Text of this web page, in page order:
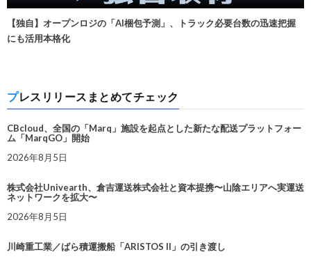
【独自】オープンロジの「AI梱包予測」、トラック必要台数の迅速把握
にも活用本格化
プレスリリースまとめてチェック
CBcloud、全国の「Marq」施設を起点とした新たな配送プラットフォー
ム「MarqGO」開始
2026年8月5日
株式会社Univearth、倉吉運送株式会社と資本提携〜山陰エリアへ実運送
ネットワークを拡大〜
2026年8月5日
川崎重工業／ばら積運搬船「ARISTOS II」の引き渡し